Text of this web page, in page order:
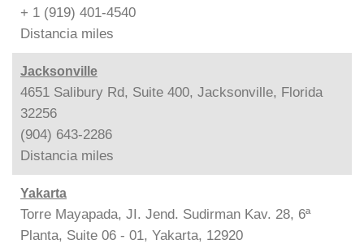
+ 1 (919) 401-4540
Distancia miles
Jacksonville
4651 Salibury Rd, Suite 400, Jacksonville, Florida
32256
(904) 643-2286
Distancia miles
Yakarta
Torre Mayapada, JI. Jend. Sudirman Kav. 28, 6ª
Planta, Suite 06 - 01, Yakarta, 12920